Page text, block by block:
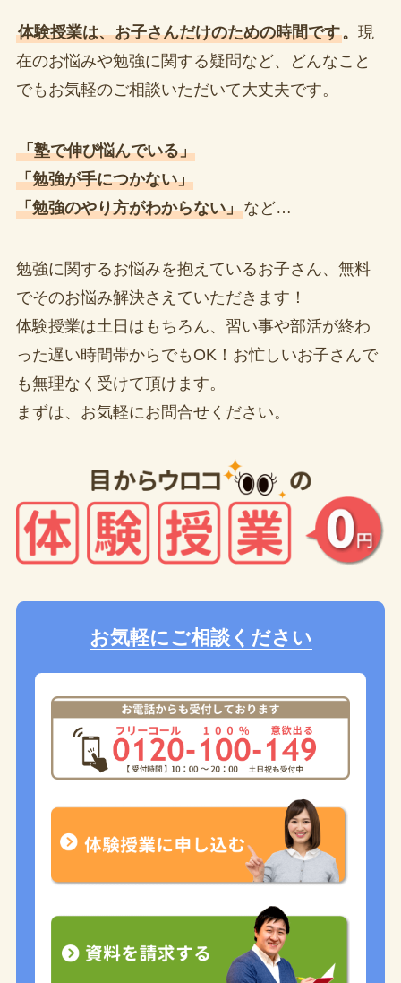
体験授業は、お子さんだけのための時間です。 現
在のお悩みや勉強に関する疑問など、どんなこと
でもお気軽のご相談いただいて大丈夫です。
「塾で伸び悩んでいる」
「勉強が手につかない」
「勉強のやり方がわからない」など…
勉強に関するお悩みを抱えているお子さん、無料
でそのお悩み解決さえていただきます！
体験授業は土日はもちろん、習い事や部活が終わ
った遅い時間帯からでもOK！お忙しいお子さんで
も無理なく受けて頂けます。
まずは、お気軽にお問合せください。
お気軽にご相談ください